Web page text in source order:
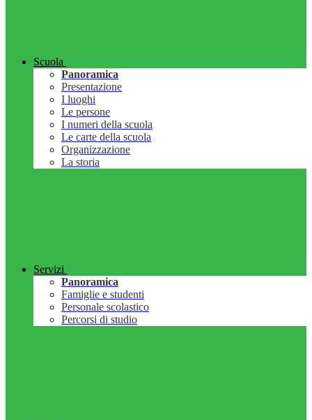
Scuola
Panoramica
Presentazione
I luoghi
Le persone
I numeri della scuola
Le carte della scuola
Organizzazione
La storia
Servizi
Panoramica
Famiglie e studenti
Personale scolastico
Percorsi di studio